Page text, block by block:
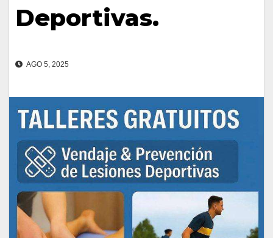
Deportivas.
AGO 5, 2025